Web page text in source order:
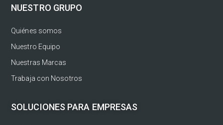
NUESTRO GRUPO
Quiénes somos
Nuestro Equipo
Nuestras Marcas
Trabaja con Nosotros
SOLUCIONES PARA EMPRESAS